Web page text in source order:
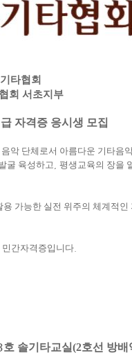
타협회
회 서초지부
급 자격증 응시생 모집
음악 단체로서 아름다운 기타음
굴 육성하고
평생교육의 장을
가능한 실전 위주의 체계적
간자격증입니다
호 솔기타교실(2호선 방배